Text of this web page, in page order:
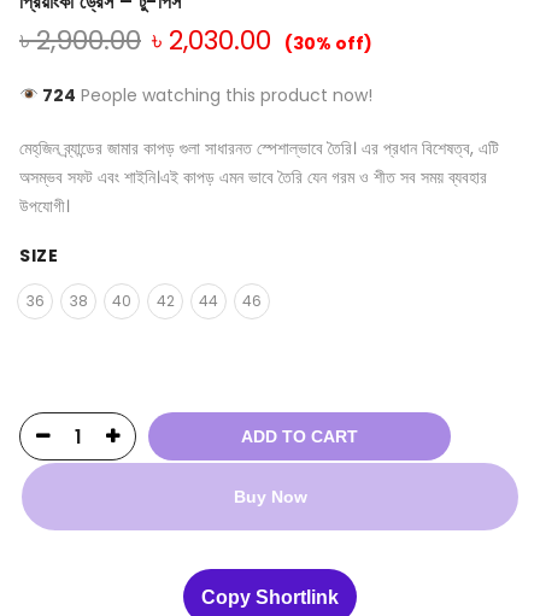
৳2,900.00 ৳ 2,030.00 (30% off)
724 People watching this product now!
মেহ্‌জিন ব্র্যান্ডের জামার কাপড় গুলা সাধারনত স্পেশাল্ভাবে তৈরি। এর প্রধান বিশেষত্ব, এটি
অসম্ভব সফট এবং শাইনি।এই কাপড় এমন ভাবে তৈরি যেন গরম ও শীত সব সময় ব্যবহার
উপযোগী।
SIZE
36 38 40 42 44 46
ADD TO CART
Buy Now
Copy Shortlink